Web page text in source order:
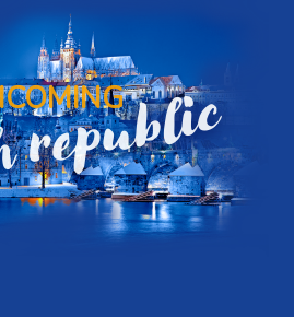
republic